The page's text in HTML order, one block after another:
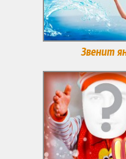
Звенит